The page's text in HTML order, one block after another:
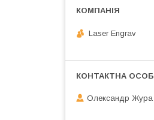
Laser Engrav
Олександр Жура